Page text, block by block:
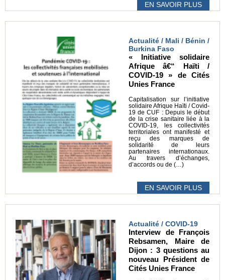
EN SAVOIR PLUS
Actualité / Mali / Bénin /
Burkina Faso
« Initiative solidaire
Afrique â€“ Haïti /
COVID-19 » de Cités
Unies France
Capitalisation sur l’initiative
solidaire Afrique Haïti / Covid-
19 de CUF : Depuis le début
de la crise sanitaire liée à la
COVID-19, les collectivités
territoriales ont manifesté et
reçu des marques de
solidarité de leurs
partenaires internationaux.
Au travers d’échanges,
d’accords ou de (…)
EN SAVOIR PLUS
Actualité / COVID-19
Interview de François
Rebsamen, Maire de
Dijon : 3 questions au
nouveau Président de
Cités Unies France